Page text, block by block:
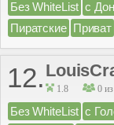
Без WhiteList с
Пиратские Приват
12. 1.8 0
Без WhiteList с